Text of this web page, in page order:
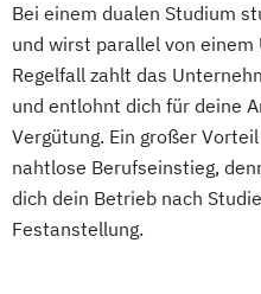
Eventmanagement
Management)
Management der
und
Bei einem dualen Studium
und wirst parallel von
Regelfall zahlt das
und entlohnt dich für deine
Vergütung. Ein großer
nahtlose Berufseinstieg,
dich dein Betrieb nach
Festanstellung.